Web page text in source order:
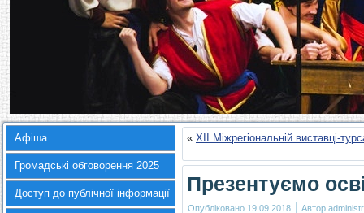
Афіша
Громадські обговорення 2025
Доступ до публічної інформації
« ХІІ Міжрегіональній виставці-
Презентуємо
Опубліковано 19.09.2018 | Автор